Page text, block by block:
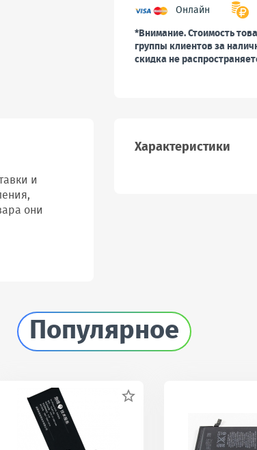
Онлайн
*Внимание. Стоимость
группы клиентов за
скидка не
и
они
Характеристики
Популярное
